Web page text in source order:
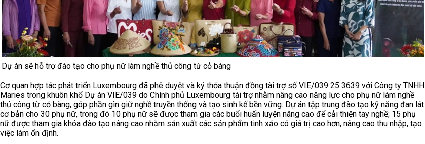
Dự án sẽ hỗ trợ đào tạo cho phụ nữ làm nghề thủ công từ cỏ bàng
Cơ quan hợp tác phát triển Luxembourg đã phê duyệt và ký thỏa thuận đồng tài trợ số VIE/039 25 3639 với Công ty TNHH
Maries trong khuôn khổ Dự án VIE/039 do Chính phủ Luxembourg tài trợ nhằm nâng cao năng lực cho phụ nữ làm nghề
thủ công từ cỏ bàng, góp phần gìn giữ nghề truyền thống và tạo sinh kế bền vững. Dự án tập trung đào tạo kỹ năng đan lát
cơ bản cho 30 phụ nữ, trong đó 10 phụ nữ sẽ được tham gia các buổi huấn luyện nâng cao để cải thiện tay nghề; 15 phụ
nữ được tham gia khóa đào tạo nâng cao nhằm sản xuất các sản phẩm tinh xảo có giá trị cao hơn, nâng cao thu nhập, tạo
việc làm ổn định.